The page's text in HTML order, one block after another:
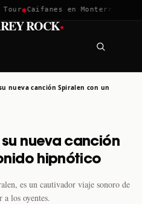
✱Caifanes en Monterrey · 12
ROCK·
nueva canción Spiralen con un
nueva canción
hipnótico
es un cautivador viaje sonoro de
a los oyentes.